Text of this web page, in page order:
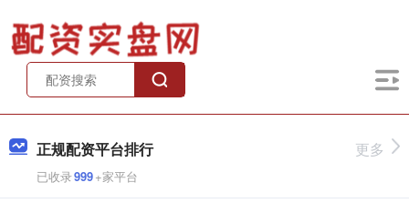
正规配资平台排行
已收录999+家平台
更多